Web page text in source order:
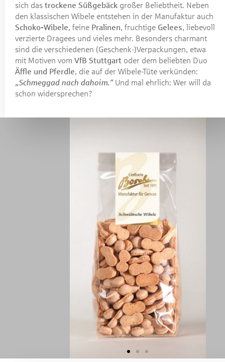
sich das trockene Süßgebäck großer Beliebtheit. Neben
den klassischen Wibele entstehen in der Manufaktur auch
Schoko-Wibele, feine Pralinen, fruchtige Gelees, liebevoll
verzierte Dragees und vieles mehr. Besonders charmant
sind die verschiedenen (Geschenk-)Verpackungen, etwa
mit Motiven vom VfB Stuttgart oder dem beliebten Duo
Äffle und Pferdle, die auf der Wibele-Tüte verkünden:
„Schmeggad nach dahoim.“Und mal ehrlich: Wer will da
schon widersprechen?